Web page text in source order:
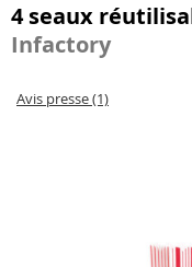
4 seaux
Infactory
Avis presse (1)